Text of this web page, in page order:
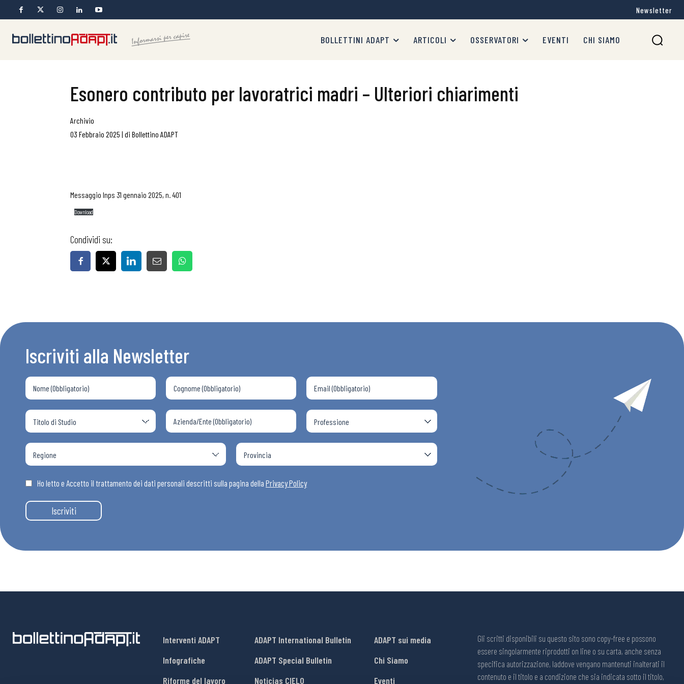
Bollettini ADAPT
Articoli
Osservatori
Newsletter
BOLLETTINI ADAPT ARTICOLI OSSERVATORI EVENTI CHI SIAMO
Esonero contributo per lavoratrici madri – Ulteriori chiarimenti
Archivio
03 Febbraio 2025 | di Bollettino ADAPT
Messaggio Inps 31 gennaio 2025, n. 401
Download
Condividi su:
Iscriviti alla Newsletter
Ho letto e Accetto il trattamento dei dati personali descritti sulla pagina della Privacy Policy
Iscriviti
Interventi ADAPT
Infografiche
Riforme del lavoro
ADAPT International Bulletin
ADAPT Special Bulletin
Noticias CIELO
ADAPT sui media
Chi Siamo
Eventi
Gli scritti disponibili su questo sito sono copy-free e possono
essere singolarmente riprodotti on line o su carta, anche senza
specifica autorizzazione, laddove vengano mantenuti inalterati il
contenuto e il titolo e a condizione che sia indicata sotto il titolo,